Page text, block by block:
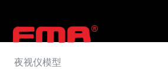
夜视仪模型